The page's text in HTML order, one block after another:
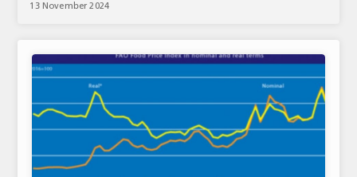
ΘΕΜΑΤΑ
ΚΟΣΜΟΣ
ΕΙΔΗΣΕΙΣ
ΕΥΡΩΠΑΪΚΕΣ ΑΠΟΦΑΣΕΙΣ
ΘΕΜΑΤΑ
13 November 2024